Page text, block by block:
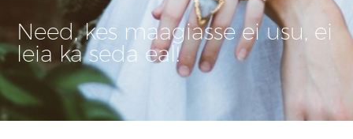
Need, kes maagiasse ei usu, ei
leia ka seda eal!